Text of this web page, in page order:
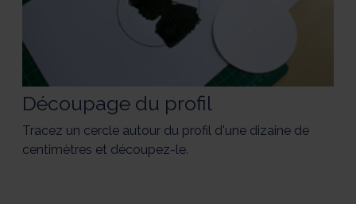
Découpage du profil
Tracez un cercle autour du profil d'une dizaine de
centimètres et découpez-le.